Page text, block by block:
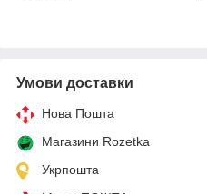
Умови доставки
Нова Пошта
Магазини Rozetka
Укрпошта